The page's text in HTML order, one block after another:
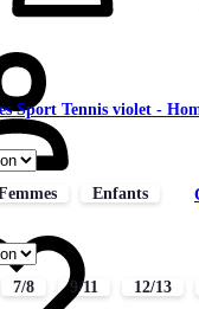
Sport Tennis violet -
Enfants
7/8 9/11 12/13